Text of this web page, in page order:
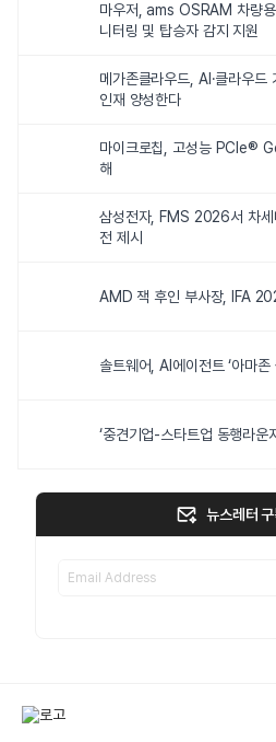
마우저, ams OSRAM 차량용
니터링 및 탑승자 감지 지원
메가존클라우드, AI·클라우드
인재 양성한다
마이크로칩, 고성능 PCIe®
해
삼성전자, FMS 2026서 차세
전 제시
AMD 잭 후인 부사장, IFA
솔트웨어, AI에이전트 ‘아마존
‘중견기업-스타트업 동행라운
뉴스레터